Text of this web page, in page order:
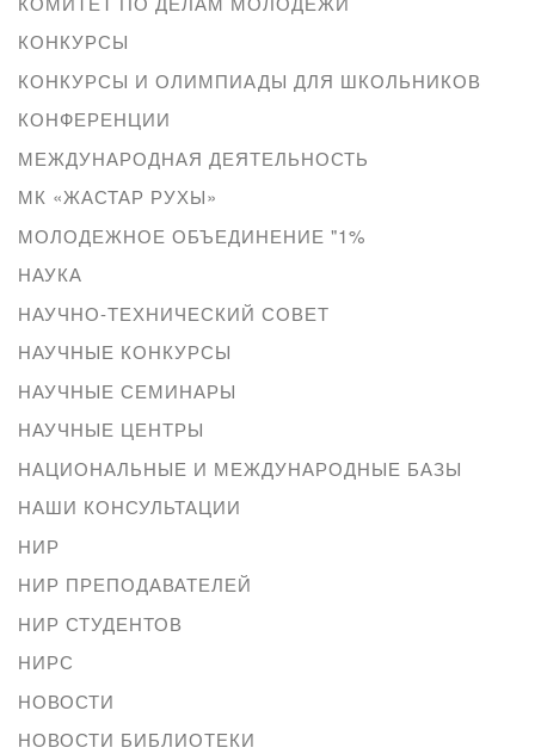
КОНКУРСЫ
КОНКУРСЫ И ОЛИМПИАДЫ ДЛЯ ШКОЛЬНИКОВ
КОНФЕРЕНЦИИ
МЕЖДУНАРОДНАЯ ДЕЯТЕЛЬНОСТЬ
МК «ЖАСТАР РУХЫ»
МОЛОДЕЖНОЕ ОБЪЕДИНЕНИЕ "1%
НАУКА
НАУЧНО-ТЕХНИЧЕСКИЙ СОВЕТ
НАУЧНЫЕ КОНКУРСЫ
НАУЧНЫЕ СЕМИНАРЫ
НАУЧНЫЕ ЦЕНТРЫ
НАЦИОНАЛЬНЫЕ И МЕЖДУНАРОДНЫЕ БАЗЫ
НАШИ КОНСУЛЬТАЦИИ
НИР
НИР ПРЕПОДАВАТЕЛЕЙ
НИР СТУДЕНТОВ
НИРС
НОВОСТИ
НОВОСТИ БИБЛИОТЕКИ